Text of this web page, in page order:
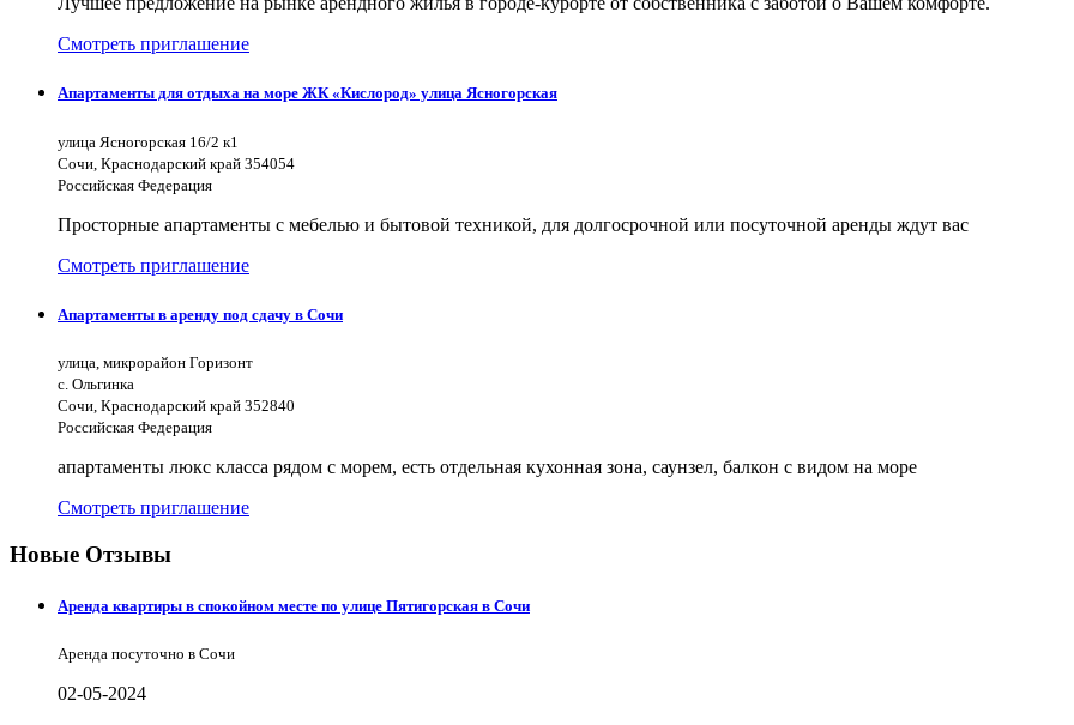
Смотреть приглашение
Апартаменты для отдыха на море ЖК «Кислород» улица Ясногорская
улица Ясногорская 16/2 к1
Сочи, Краснодарский край 354054
Российская Федерация
Просторные апартаменты с мебелью и бытовой техникой, для долгосрочной или посуточной аренды ждут вас
Смотреть приглашение
Апартаменты в аренду под сдачу в Сочи
улица, микрорайон Горизонт
с. Ольгинка
Сочи, Краснодарский край 352840
Российская Федерация
апартаменты люкс класса рядом с морем, есть отдельная кухонная зона, саунзел, балкон с видом на море
Смотреть приглашение
Новые Отзывы
Аренда квартиры в спокойном месте по улице Пятигорская в Сочи
Аренда посуточно в Сочи
02-05-2024